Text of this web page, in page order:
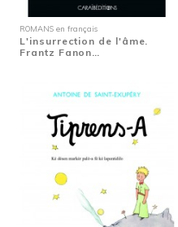
ROMANS en français
L'insurrection de l'âme.
Frantz Fanon…